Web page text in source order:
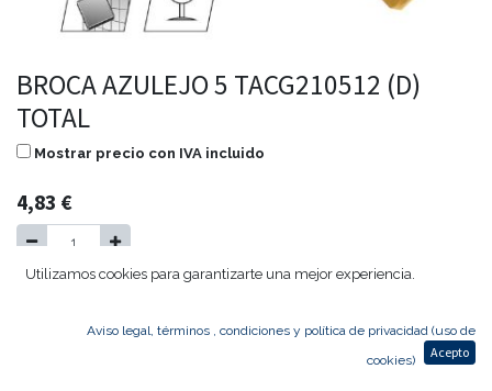
BROCA AZULEJO 5 TACG210512 (D)
TOTAL
Mostrar precio con IVA incluido
4,83 €
Utilizamos cookies para garantizarte una mejor experiencia.
Aviso legal, términos , condiciones y política de privacidad (uso de
cookies)
Acepto